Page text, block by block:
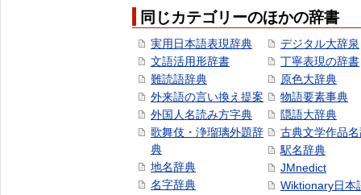
同じカテゴリーのほかの辞書
実用日本語表現辞典
文語活用形辞書
難読語辞典
外来語の言い換え提案
外国人名読み方字典
歌舞伎・浄瑠璃外題辞
典
地名辞典
名字辞典
デジタル大辞泉
丁寧表現の辞書
原色大辞典
物語要素事典
隠語大辞典
古典文学作品
駅名辞典
JMnedict
Wiktionary日本